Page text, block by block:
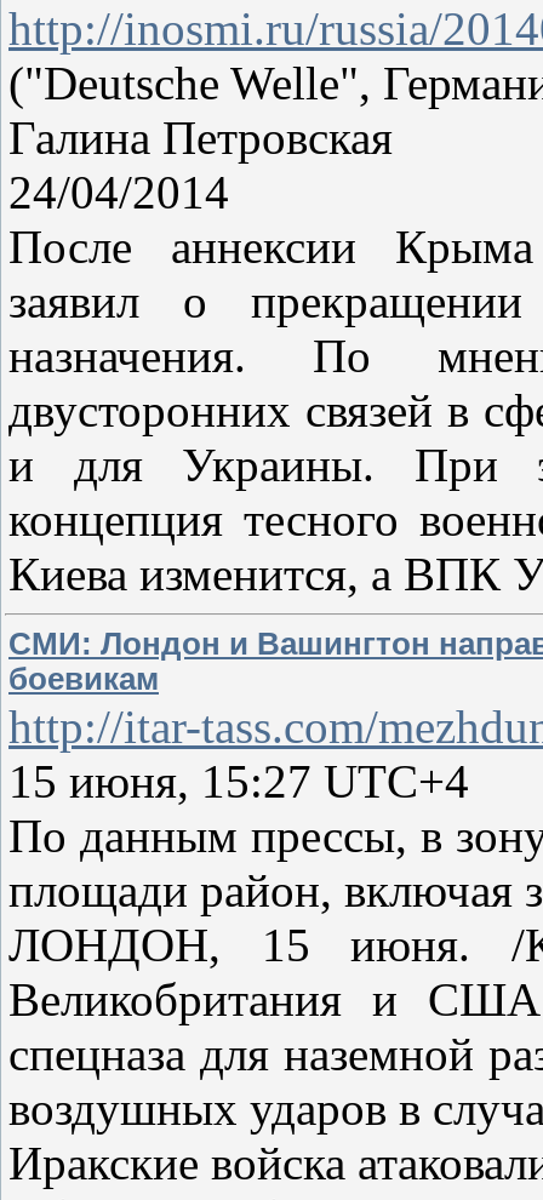
http://inosmi.ru/russia/
("Deutsche Welle",
Галина Петровская
24/04/2014
После аннексии
заявил о
назначения. По
двусторонних связей в
и для Украины. При
концепция тесного
Киева изменится, а ВПК
СМИ: Лондон и Вашингтон
боевикам
http://itar-tass.com/
15 июня, 15:27 UTC+4
По данным прессы, в
площади район, включая
ЛОНДОН, 15 июня. /
Великобритания и
спецназа для наземной
воздушных ударов в
Иракские войска